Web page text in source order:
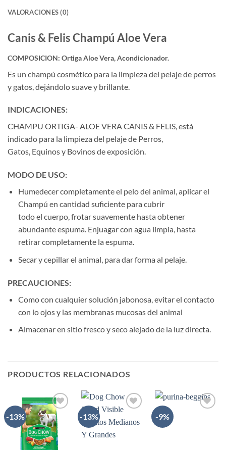
VALORACIONES (0)
Canis & Felis Champú Aloe Vera
COMPOSICION: Ortiga Aloe Vera, Acondicionador.
Es un champú cosmético para la limpieza del pelaje de perros
y gatos, dejándolo suave y brillante.
INDICACIONES:
CHAMPU ORTIGA- ALOE VERA CANIS & FELIS, está
indicado para la limpieza del pelaje de Perros,
Gatos, Equinos y Bovinos de exposición.
MODO DE USO:
Humedecer completamente el pelo del animal, aplicar el
Champú en cantidad suficiente para cubrir
todo el cuerpo, frotar suavemente hasta obtener
abundante espuma. Enjuagar con agua limpia, hasta
retirar completamente la espuma.
Secar y cepillar el animal, para dar forma al pelaje.
PRECAUCIONES:
Como con cualquier solución jabonosa, evitar el contacto
con lo ojos y las membranas mucosas del animal
Almacenar en sitio fresco y seco alejado de la luz directa.
PRODUCTOS RELACIONADOS
-13%
AÑADIR
A LA
LISTA
DE
-13%
A LA
LISTA
-9%